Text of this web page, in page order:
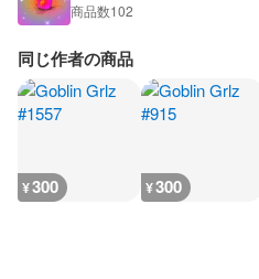
商品数102
同じ作者の商品
¥300 ¥300